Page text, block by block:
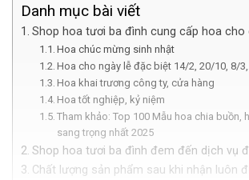
Danh mục bài viết
Shop hoa tươi ba đình cung cấp hoa cho
Hoa chúc mừng sinh nhật
Hoa cho ngày lễ đặc biệt 14/2, 20/10, 8/
Hoa khai trương công ty, cửa hàng
Hoa tốt nghiệp, kỷ niệm
Tham khảo: Top 100 Mẫu hoa chia buồn,
sang trọng nhất 2025
Shop hoa tươi ba đình đem đến dịch vụ
Chất lượng sản phẩm sau khi nhận luôn